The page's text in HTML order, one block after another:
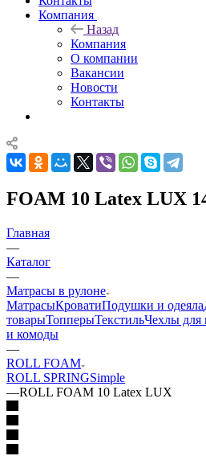
Компания
Назад
Компания
О компании
Вакансии
Новости
Контакты
FOAM 10 Latex LUX
Главная
—
Каталог
—
Матрасы в рулоне
МатрасыКроватиПодушки и одеяла
товарыТопперыТекстильЧехлы для
и комоды
—
ROLL FOAM
ROLL SPRINGSimple
—ROLL FOAM 10 Latex LUX